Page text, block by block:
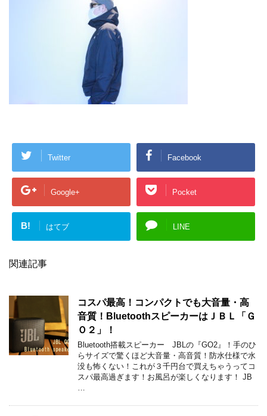
Twitter Facebook
Google+ Pocket
B! はてブ LINE
関連記事
コスパ最高！コンパクトでも大音量・高
音質！BluetoothスピーカーはＪＢＬ「Ｇ
Ｏ２」！
Bluetooth搭載スピーカー JBLの『GO2』！手のひ
らサイズで驚くほど大音量・高音質！防水仕様で水
没も怖くない！これが３千円台で買えちゃうってコ
スパ最高過ぎます！お風呂が楽しくなります！ JB
…